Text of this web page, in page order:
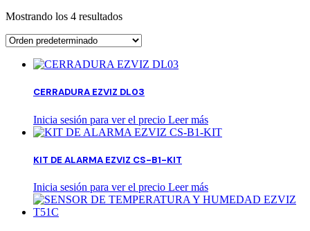
Mostrando los 4 resultados
CERRADURA EZVIZ DL03
Inicia sesión para ver el precio Leer más
KIT DE ALARMA EZVIZ CS-B1-KIT
Inicia sesión para ver el precio Leer más